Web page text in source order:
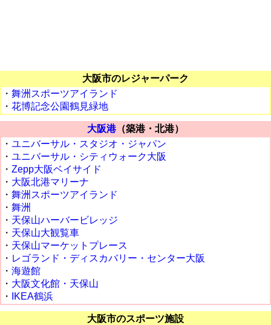
大阪市のレジャーパーク
・ 舞洲スポーツアイランド
・ 花博記念公園鶴見緑地
大阪港（築港・北港）
・ ユニバーサル・スタジオ・ジャパン
・ ユニバーサル・シティウォーク大阪
・ Zepp大阪ベイサイド
・ 大阪北港マリーナ
・ 舞洲スポーツアイランド
・ 舞洲
・ 天保山ハーバービレッジ
・ 天保山大観覧車
・ 天保山マーケットプレース
・ レゴランド・ディスカバリー・センター大阪
・ 海遊館
・ 大阪文化館・天保山
・
IKEA鶴浜
大阪市のスポーツ施設